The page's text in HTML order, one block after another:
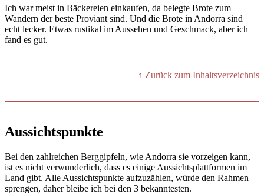
Ich war meist in Bäckereien einkaufen, da belegte Brote zum
Wandern der beste Proviant sind. Und die Brote in Andorra sind
echt lecker. Etwas rustikal im Aussehen und Geschmack, aber ich
fand es gut.
↑ Zurück zum Inhaltsverzeichnis
Aussichtspunkte
Bei den zahlreichen Berggipfeln, wie Andorra sie vorzeigen kann,
ist es nicht verwunderlich, dass es einige Aussichtsplattformen im
Land gibt. Alle Aussichtspunkte aufzuzählen, würde den Rahmen
sprengen, daher bleibe ich bei den 3 bekanntesten.